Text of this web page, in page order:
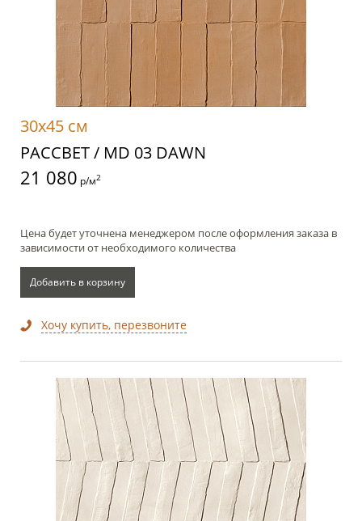
30x45 см
РАССВЕТ / MD 03 DAWN
21 080 р/м2
Цена будет уточнена менеджером после оформления заказа в
зависимости от необходимого количества
Добавить в корзину
Хочу купить, перезвоните